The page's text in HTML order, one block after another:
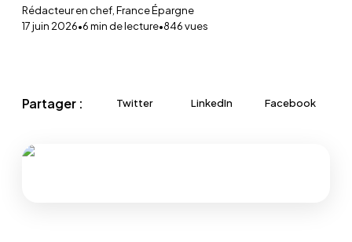
Rédacteur en chef, France Épargne
17 juin 2026•6min de lecture•846vues
Partager : Twitter LinkedIn Facebook